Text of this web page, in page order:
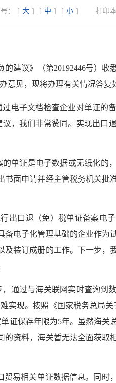
： [ 大 ] [ 中 ] [ 小 ] 打印
建议》（第20192446号）收
意见，现将办理有关情况答复
电子文档检查企业对单证的
，我们非常赞同。实现出口
单证是电子数据或无纸化的
面申请并经主管税务机关批
出口退（免）税单证备案电
电子化管理基础的企业作为
装订成册的工作。下一步，
通过与海关联网实时查询到
实现。按照《国家税务总局
证保存年限为5年。虽然海关
资料，海关暂无法全面获取
易相关单证数据信息。同时